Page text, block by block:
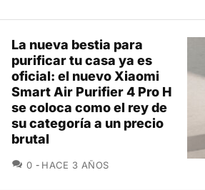
La nueva bestia para
purificar tu casa ya es
oficial: el nuevo Xiaomi
Smart Air Purifier 4 Pro H
se coloca como el rey de
su categoría a un precio
brutal
0 COMENTARIOS
HACE 3 AÑOS